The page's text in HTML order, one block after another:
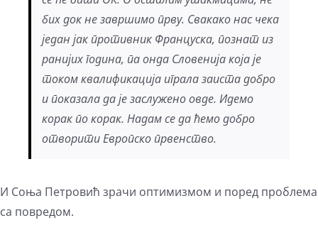
бих док не завршимо прву. Свакако нас чека
један јак противник Француска, познат из
ранијих година, па онда Словенија која је
током квалификација играла заиста добро
и показала да је заслужено овде. Идемо
корак по корак. Надам се да ћемо добро
отворити Европско првенство.
И Соња Петровић зрачи оптимизмом и поред проблема
са повредом.